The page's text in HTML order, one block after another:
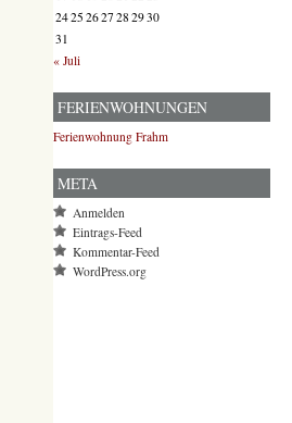
2425 2627 28 2930
31
« Juli
FERIENWOHNUNGEN
Ferienwohnung Frahm
META
Anmelden
Eintrags-Feed
Kommentar-Feed
WordPress.org